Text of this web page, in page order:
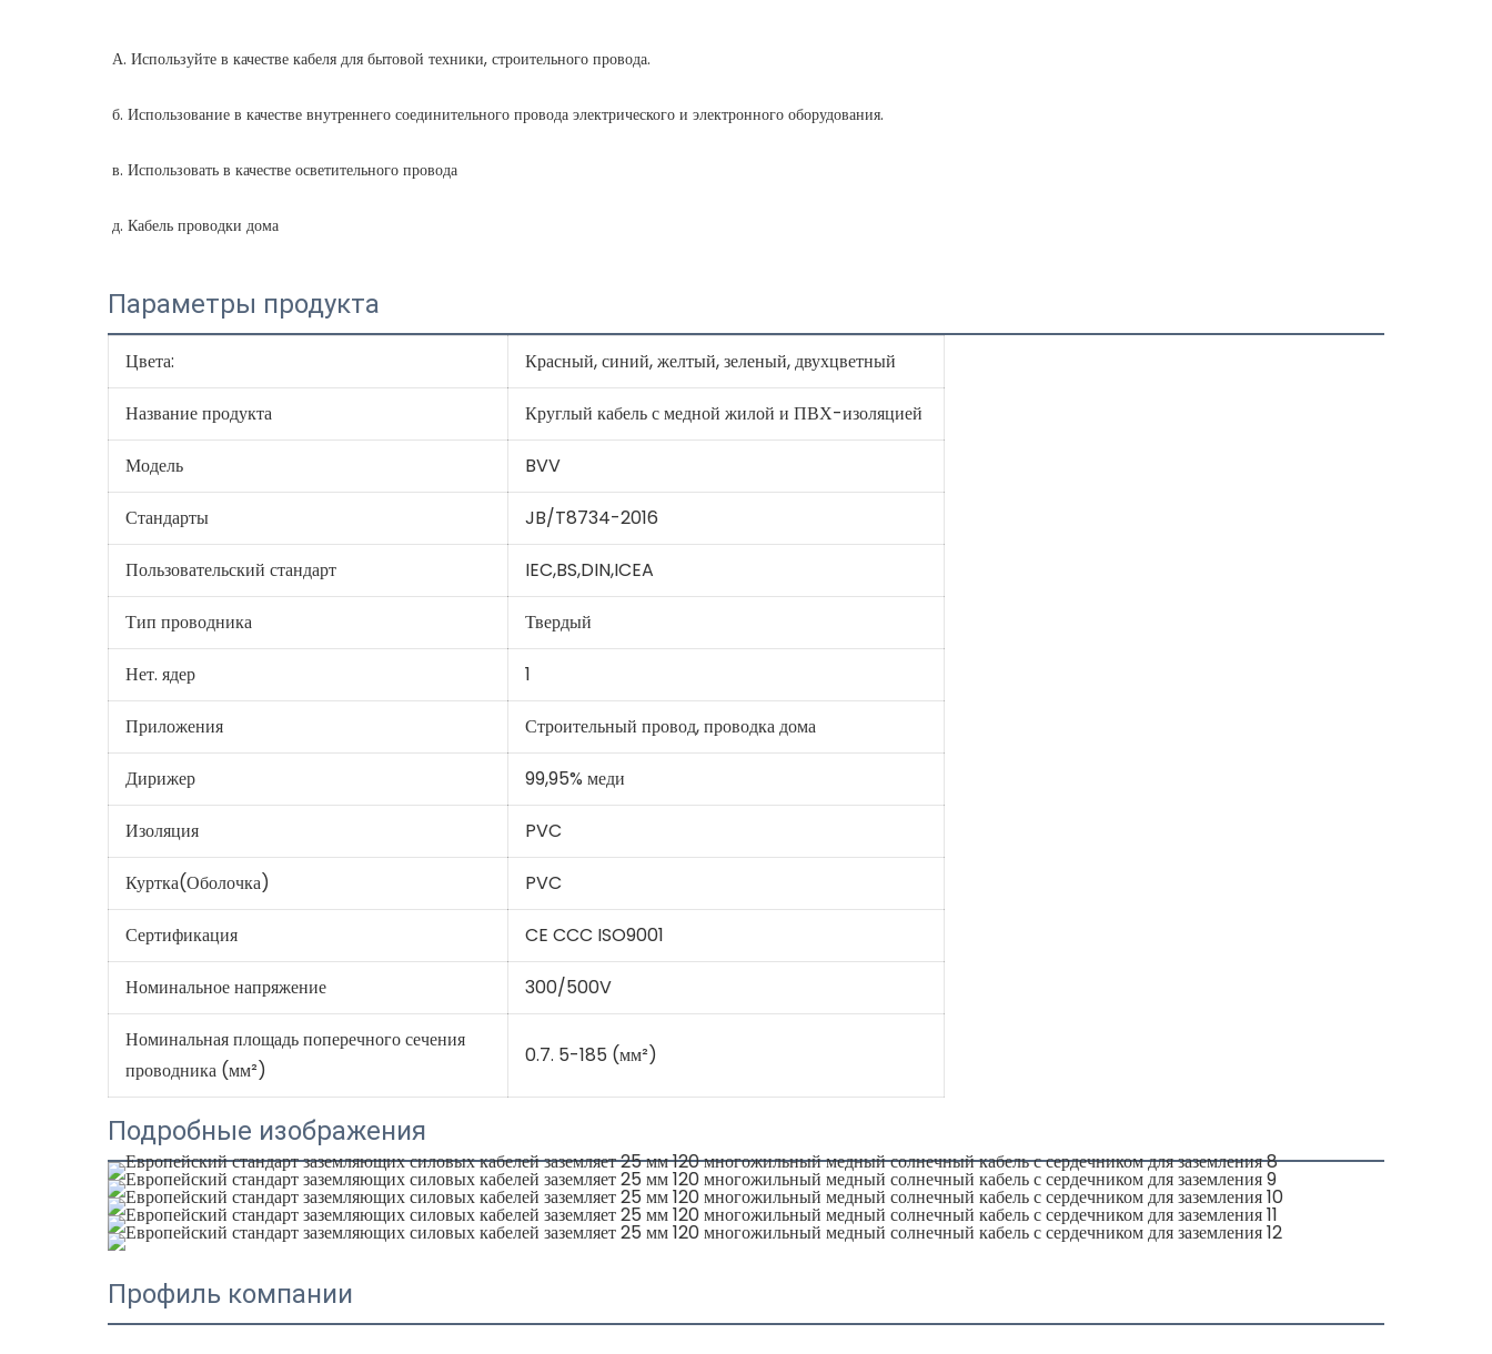
Параметры продукта
Цвета: Красный, синий, желтый, зеленый, двухцветный
Название продукта Круглый кабель с медной жилой и ПВХ-изоляцией
Модель BVV
Стандарты JB/T8734-2016
Пользовательский стандарт IEC,BS,DIN,ICEA
Тип проводника Твердый
Нет. ядер 1
Приложения Строительный провод, проводка дома
Дирижер 99,95% меди
Изоляция PVC
Куртка(Оболочка) PVC
Сертификация CE CCC ISO9001
Номинальное напряжение 300/500V
Номинальная площадь поперечного сечения
проводника (мм²)
0.7. 5-185 (мм²)
Подробные изображения
Профиль компании